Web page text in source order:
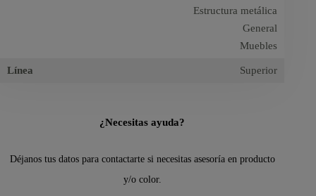
Estructura metálica
General
Muebles
Línea Superior
¿Necesitas ayuda?
Déjanos tus datos para contactarte si necesitas asesoría en producto
y/o color.